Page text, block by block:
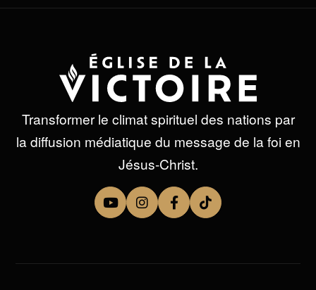
Transformer le climat spirituel des nations par
la diffusion médiatique du message de la foi en
Jésus-Christ.